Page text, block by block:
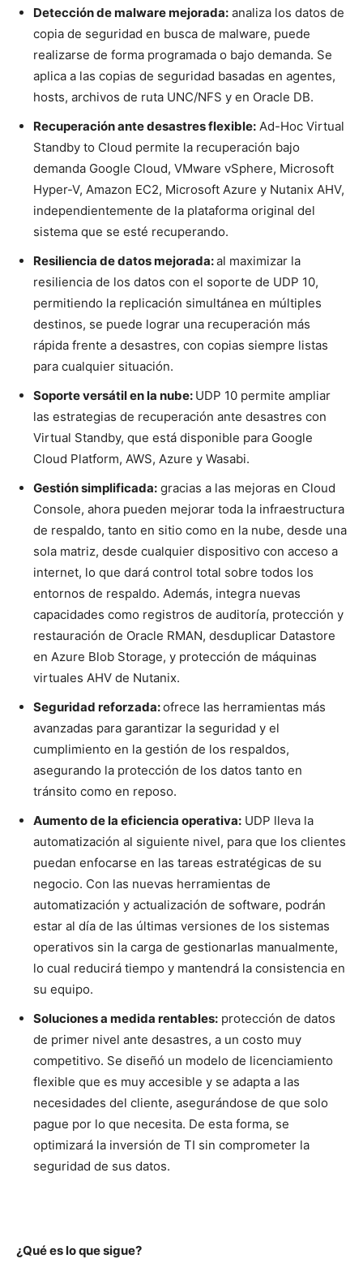
Detección de malware mejorada: analiza los datos de
copia de seguridad en busca de malware, puede
realizarse de forma programada o bajo demanda. Se
aplica a las copias de seguridad basadas en agentes,
hosts, archivos de ruta UNC/NFS y en Oracle DB.
Recuperación ante desastres flexible: Ad-Hoc Virtual
Standby to Cloud permite la recuperación bajo
demanda Google Cloud, VMware vSphere, Microsoft
Hyper-V, Amazon EC2, Microsoft Azure y Nutanix AHV,
independientemente de la plataforma original del
sistema que se esté recuperando.
Resiliencia de datos mejorada:al maximizar la
resiliencia de los datos con el soporte de UDP 10,
permitiendo la replicación simultánea en múltiples
destinos, se puede lograr una recuperación más
rápida frente a desastres, con copias siempre listas
para cualquier situación.
Soporte versátil en la nube: UDP 10 permite ampliar
las estrategias de recuperación ante desastres con
Virtual Standby, que está disponible para Google
Cloud Platform, AWS, Azure y Wasabi.
Gestión simplificada: gracias a las mejoras en Cloud
Console, ahora pueden mejorar toda la infraestructura
de respaldo, tanto en sitio como en la nube, desde una
sola matriz, desde cualquier dispositivo con acceso a
internet, lo que dará control total sobre todos los
entornos de respaldo. Además, integra nuevas
capacidades como registros de auditoría, protección y
restauración de Oracle RMAN, desduplicar Datastore
en Azure Blob Storage, y protección de máquinas
virtuales AHV de Nutanix.
Seguridad reforzada:ofrece las herramientas más
avanzadas para garantizar la seguridad y el
cumplimiento en la gestión de los respaldos,
asegurando la protección de los datos tanto en
tránsito como en reposo.
Aumento de la eficiencia operativa: UDP lleva la
automatización al siguiente nivel, para que los clientes
puedan enfocarse en las tareas estratégicas de su
negocio. Con las nuevas herramientas de
automatización y actualización de software, podrán
estar al día de las últimas versiones de los sistemas
operativos sin la carga de gestionarlas manualmente,
lo cual reducirá tiempo y mantendrá la consistencia en
su equipo.
Soluciones a medida rentables: protección de datos
de primer nivel ante desastres, a un costo muy
competitivo. Se diseñó un modelo de licenciamiento
flexible que es muy accesible y se adapta a las
necesidades del cliente, asegurándose de que solo
pague por lo que necesita. De esta forma, se
optimizará la inversión de TI sin comprometer la
seguridad de sus datos.
¿Qué es lo que sigue?